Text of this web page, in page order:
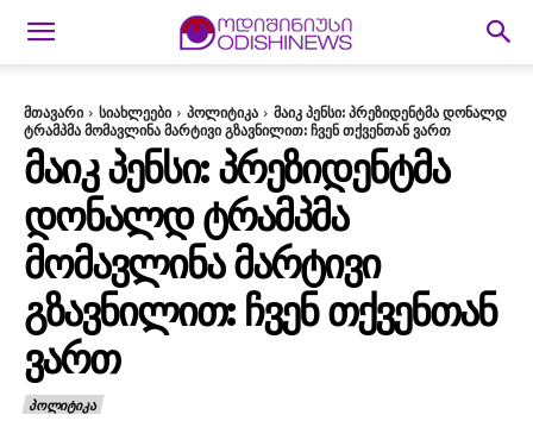
მთავარი სიახლეები პოლიტიკა
მაიკ პენსი: პრეზიდენტმა დონალდ
ტრამპმა მომავლინა მარტივი გზავნილით: ჩვენ თქვენთან ვართ
ᲛᲐᲘᲙ ᲞᲔᲜᲡᲘ: ᲞᲠᲔᲖᲘᲓᲔᲜᲢᲛᲐ
ᲓᲝᲜᲐᲚᲓ ᲢᲠᲐᲛᲞᲛᲐ
ᲛᲝᲛᲐᲕᲚᲘᲜᲐ ᲛᲐᲠᲢᲘᲕᲘ
ᲒᲖᲐᲕᲜᲘᲚᲘᲗ: ᲩᲕᲔᲜ ᲗᲥᲕᲔᲜᲗᲐᲜ
ᲕᲐᲠᲗ
ᲞᲝᲚᲘᲢᲘᲙᲐ